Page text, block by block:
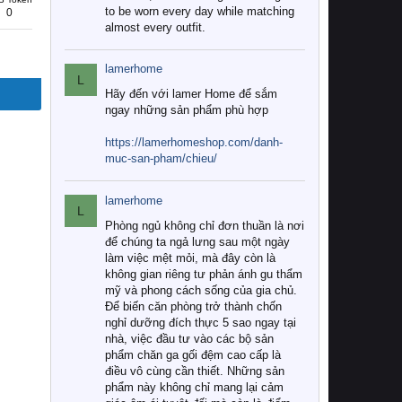
0
to be worn every day while matching
almost every outfit.
L
lamerhome
Hãy đến với lamer Home để sắm
ngay những sản phẩm phù hợp
https://lamerhomeshop.com/danh-
muc-san-pham/chieu/
L
lamerhome
Phòng ngủ không chỉ đơn thuần là nơi
để chúng ta ngả lưng sau một ngày
làm việc mệt mỏi, mà đây còn là
không gian riêng tư phản ánh gu thẩm
mỹ và phong cách sống của gia chủ.
Để biến căn phòng trở thành chốn
nghỉ dưỡng đích thực 5 sao ngay tại
nhà, việc đầu tư vào các bộ sản
phẩm chăn ga gối đệm cao cấp là
điều vô cùng cần thiết. Những sản
phẩm này không chỉ mang lại cảm